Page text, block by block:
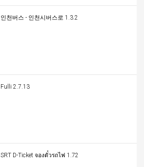
인천버스 - 인천시버스로 1.3.2
Fulli 2.7.13
SRT D-Ticket จองตั๋วรถไฟ 1.72